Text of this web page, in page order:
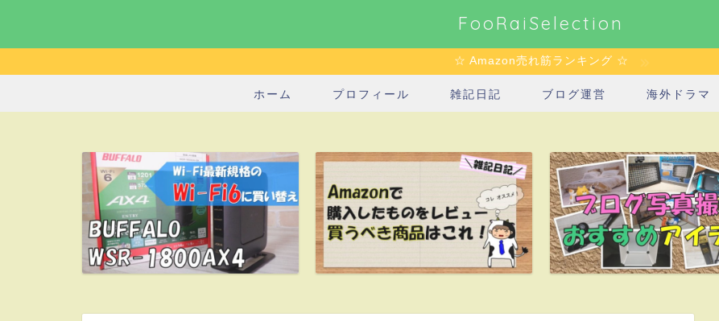
FooRaiSelection
☆ Amazon売れ筋ランキング ☆
ホーム プロフィール 雑記日記 ブログ運営 海外ドラマ